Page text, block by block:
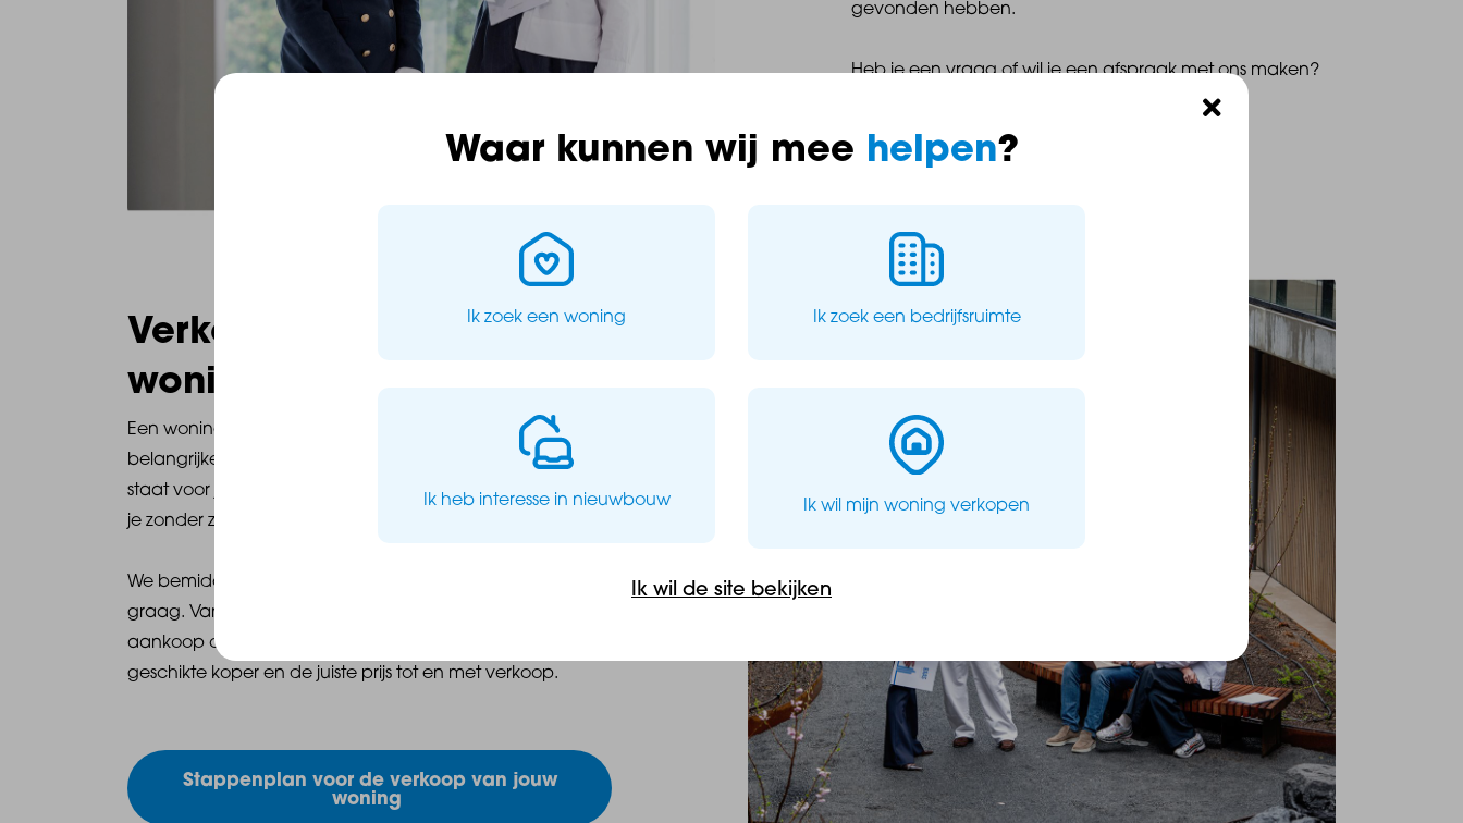
gevonden hebben.
Heb je een vraag of wil je een afspraak met ons maken?
Verkoop je huidige
woning
Een woning verkoop je niet iedere dag. Het is een
belangrijke stap, waar veel bij komt kijken. Baas Makelaars
staat voor je klaar, van begin tot eind, en zorgt ervoor dat
je zonder zorgen door het verkoopproces heen komt.
We bemiddelen met verkopers of kopers en ontzorgen je
graag. Van het vinden van een woning tot en met de
aankoop of huur. Maar ook met het vinden van een
geschikte koper en de juiste prijs tot en met verkoop.
Stappenplan voor de verkoop van jouw
woning
Waar kunnen wij mee helpen?
Ik zoek een woning Ik zoek een bedrijfsruimte
Ik heb interesse in nieuwbouw Ik wil mijn woning verkopen
Ik wil de site bekijken